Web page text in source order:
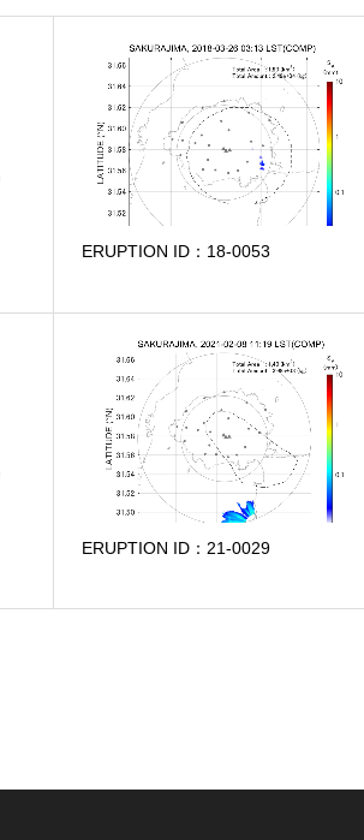
ERUPTION ID：18-0053
ERUPTION ID：21-0029